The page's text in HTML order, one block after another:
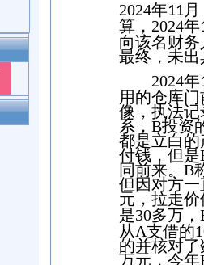
2024年11
算， 2024年
向该名财
最终，未
2024年
用的仓库门
像，执法
系， B投资
都是立白
付钱，但是
同前来。 B
但因对方
元，拉走价
是30多万，
从A支借的
的并核对
万元，今年